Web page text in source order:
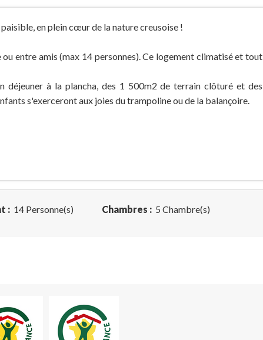
en plein cœur de la nature creusoise !
entre amis (max 14 personnes). Ce logement climatisé et tout
déjeuner à la plancha, des 1 500m2 de terrain clôturé et des
s'exerceront aux joies du trampoline ou de la balançoire.
: 14 Personne(s) Chambres : 5 Chambre(s)